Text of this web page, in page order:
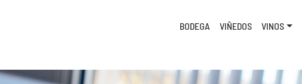
BODEGA VIÑEDOS VINOS